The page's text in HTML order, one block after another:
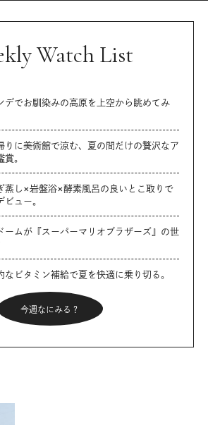
Watch List
デでお馴染みの高原を上空から眺めてみ
りに美術館で涼む、夏の間だけの贅沢なア
。
蒸し×岩盤浴×酵素風呂の良いとこ取りで
ビュー。
ームが『スーパーマリオブラザーズ』の世
なビタミン補給で夏を快適に乗り切る。
今週なにみる？